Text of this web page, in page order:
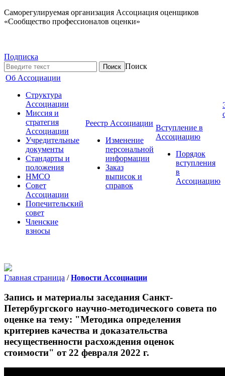
Саморегулируемая организация Ассоциация оценщиков
«Сообщество профессионалов оценки»
Подписка
Поиск
Об Ассоциации
Структура
Ассоциации
Миссия и
стратегия
Ассоциации
Учредительные
документы
Стандарты и
положения
НМСО
Совет
Ассоциации
Попечительский
совет
Членские
взносы
Реестр Ассоциации
Изменение
персональной
информации
Заказ
выписок и
справок
Вступление в
Ассоциацию
Порядок
вступления
в
Ассоциацию
Главная страница / Новости Ассоциации
Запись и материалы заседания Санкт-
Петербургского научно-методического совета по
оценке на тему: "Методика определения
критериев качества и доказательства
несущественности расхождения оценок
стоимости" от 22 февраля 2022 г.